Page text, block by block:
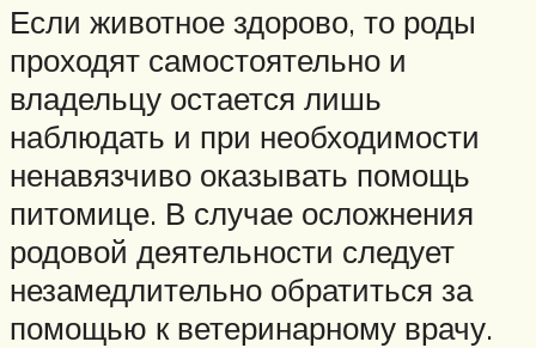
Если животное здорово, то роды
проходят самостоятельно и
владельцу остается лишь
наблюдать и при необходимости
ненавязчиво оказывать помощь
питомице. В случае осложнения
родовой деятельности следует
незамедлительно обратиться за
помощью к ветеринарному врачу.